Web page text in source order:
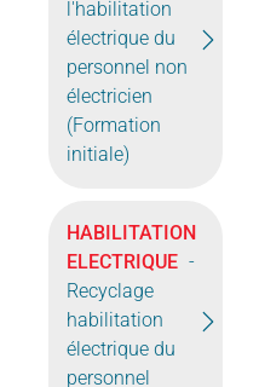
l'habilitation
électrique du
personnel non
électricien
(Formation
initiale)
HABILITATION
ELECTRIQUE -
Recyclage
habilitation
électrique du
personnel